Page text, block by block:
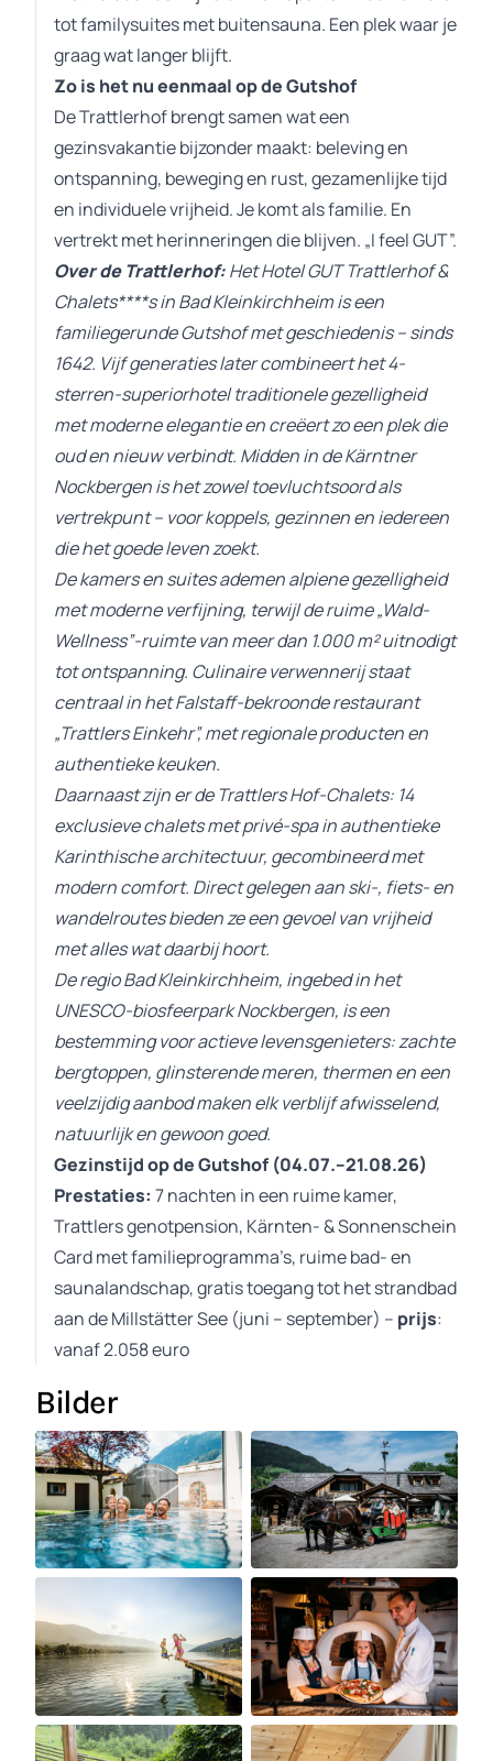
tot familysuites met buitensauna. Een plek waar je
graag wat langer blijft.
Zo is het nu eenmaal op de Gutshof
De Trattlerhof brengt samen wat een
gezinsvakantie bijzonder maakt: beleving en
ontspanning, beweging en rust, gezamenlijke tijd
en individuele vrijheid. Je komt als familie. En
vertrekt met herinneringen die blijven. „I feel GUT”.
Over de Trattlerhof:Het Hotel GUT Trattlerhof &
Chalets****s in Bad Kleinkirchheim is een
familiegerunde Gutshof met geschiedenis – sinds
1642. Vijf generaties later combineert het 4-
sterren-superiorhotel traditionele gezelligheid
met moderne elegantie en creëert zo een plek die
oud en nieuw verbindt. Midden in de Kärntner
Nockbergen is het zowel toevluchtsoord als
vertrekpunt – voor koppels, gezinnen en iedereen
die het goede leven zoekt.
De kamers en suites ademen alpiene gezelligheid
met moderne verfijning, terwijl de ruime „Wald-
Wellness”-ruimte van meer dan 1.000 m² uitnodigt
tot ontspanning. Culinaire verwennerij staat
centraal in het Falstaff-bekroonde restaurant
„Trattlers Einkehr”, met regionale producten en
authentieke keuken.
Daarnaast zijn er de Trattlers Hof-Chalets: 14
exclusieve chalets met privé-spa in authentieke
Karinthische architectuur, gecombineerd met
modern comfort. Direct gelegen aan ski-, fiets- en
wandelroutes bieden ze een gevoel van vrijheid
met alles wat daarbij hoort.
De regio Bad Kleinkirchheim, ingebed in het
UNESCO-biosfeerpark Nockbergen, is een
bestemming voor actieve levensgenieters: zachte
bergtoppen, glinsterende meren, thermen en een
veelzijdig aanbod maken elk verblijf afwisselend,
natuurlijk en gewoon goed.
Gezinstijd op de Gutshof (04.07.–21.08.26)
Prestaties: 7 nachten in een ruime kamer,
Trattlers genotpension, Kärnten- & Sonnenschein
Card met familieprogramma’s, ruime bad- en
saunalandschap, gratis toegang tot het strandbad
aan de Millstätter See (juni – september) – prijs:
vanaf 2.058 euro
Bilder